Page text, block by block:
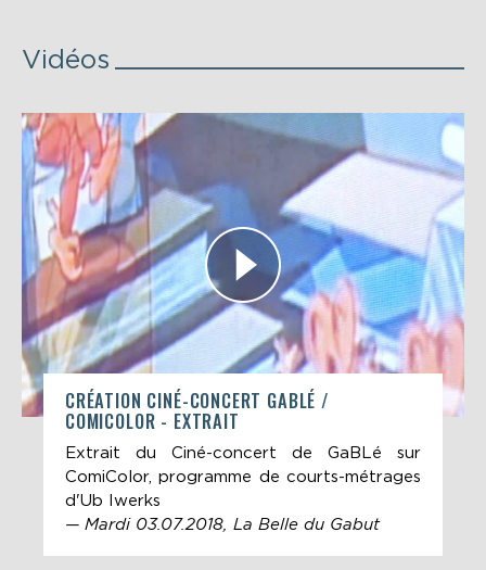
Vidéos
CRÉATION CINÉ-CONCERT GABLÉ /
COMICOLOR - EXTRAIT
Extrait du Ciné-concert de GaBLé sur
ComiColor, programme de courts-métrages
d'Ub Iwerks
— Mardi 03.07.2018, La Belle du Gabut